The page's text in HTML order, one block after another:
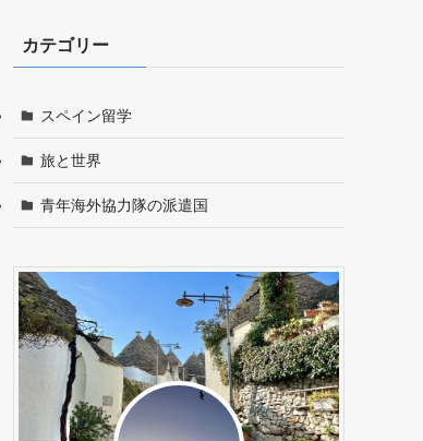
カテゴリー
スペイン留学
旅と世界
青年海外協力隊の派遣国